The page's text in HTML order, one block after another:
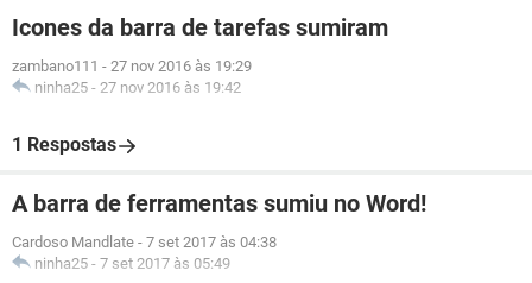
Icones da barra de tarefas sumiram
zambano111 - 27 nov 2016 às 19:29
ninha25 - 27 nov 2016 às 19:42
1 Respostas
A barra de ferramentas sumiu no Word!
Cardoso Mandlate - 7 set 2017 às 04:38
ninha25 - 7 set 2017 às 05:49